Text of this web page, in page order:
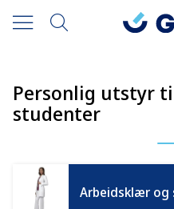
Personlig utstyr
studenter
Arbeidsklær og